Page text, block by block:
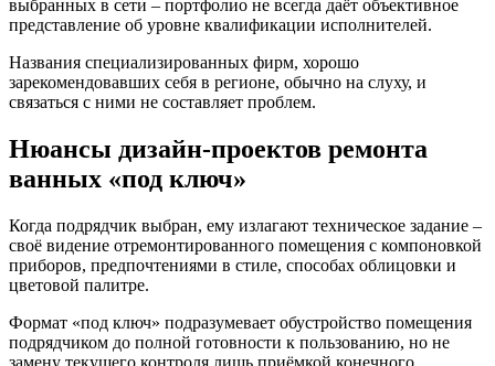
выбранных в сети – портфолио не всегда даёт объективное
представление об уровне квалификации исполнителей.
Названия специализированных фирм, хорошо
зарекомендовавших себя в регионе, обычно на слуху, и
связаться с ними не составляет проблем.
Нюансы дизайн-проектов ремонта
ванных «под ключ»
Когда подрядчик выбран, ему излагают техническое задание –
своё видение отремонтированного помещения с компоновкой
приборов, предпочтениями в стиле, способах облицовки и
цветовой палитре.
Формат «под ключ» подразумевает обустройство помещения
подрядчиком до полной готовности к пользованию, но не